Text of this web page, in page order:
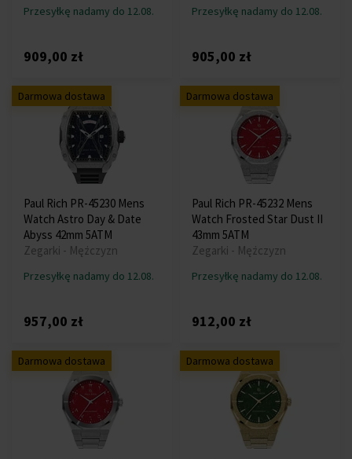
Przesyłkę nadamy do 12.08.
909,00 zł
Przesyłkę nadamy do 12.08.
905,00 zł
Darmowa dostawa
Paul Rich PR-45230 Mens
Watch Astro Day & Date
Abyss 42mm 5ATM
Zegarki - Mężczyzn
Przesyłkę nadamy do 12.08.
957,00 zł
Darmowa dostawa
Paul Rich PR-45232 Mens
Watch Frosted Star Dust II
43mm 5ATM
Zegarki - Mężczyzn
Przesyłkę nadamy do 12.08.
912,00 zł
Darmowa dostawa Darmowa dostawa